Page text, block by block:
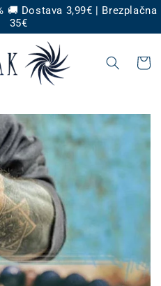
🚚 Dostava 3,99€ | Brezplačna
35€